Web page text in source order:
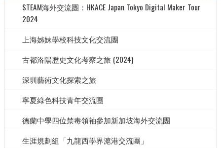
STEAM海外交流團：HKACE Japan Tokyo Digital Maker Tour
2024
上海姊妹學校科技文化交流團
古都洛陽歷史文化考察之旅 (2024)
深圳藝術文化探索之旅
寧夏綠色科技青年交流團
德蘭中學四位禁毒領袖參加新加坡海外交流團
生涯規劃組「九龍西學界滬港交流團」